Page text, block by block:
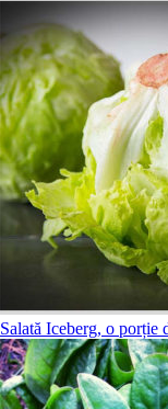
Salată Iceberg, o porție